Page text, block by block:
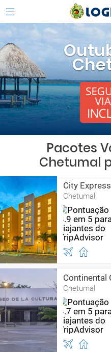
Pacotes
Chetumal
City
Chetumal
Continental
Chetumal